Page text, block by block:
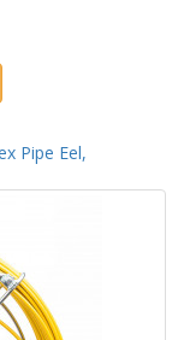
Pipe Eel,